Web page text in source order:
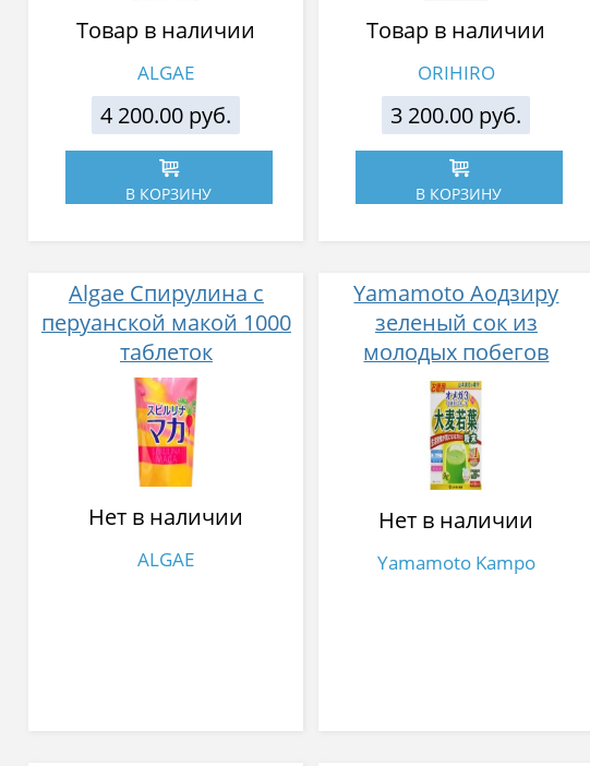
Товар в наличии
ALGAE
4 200.00 руб.
В КОРЗИНУ
Товар в наличии
ORIHIRO
3 200.00 руб.
В КОРЗИНУ
Algae Спирулина с
перуанской макой 1000
таблеток
Нет в наличии
ALGAE
Yamamoto Аодзиру
зеленый сок из
молодых побегов
ячменя с гавайской
спирулиной и маслом
из семян Чиа вкус чая
матча 36 стиков
Нет в наличии
Yamamoto Kampo